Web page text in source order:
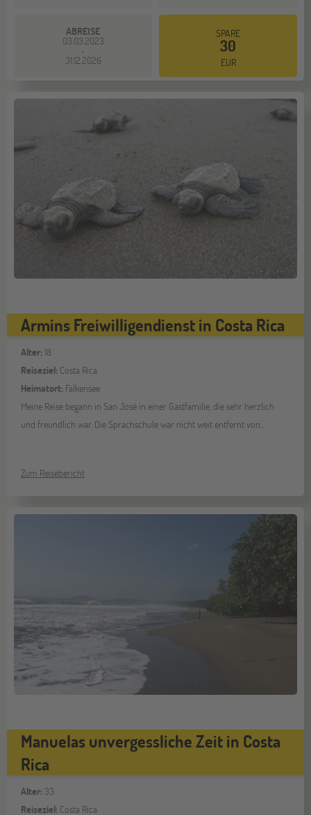
ABREISE
03.03.2023
-
31.12.2026
SPARE
30
EUR
Armins Freiwilligendienst in Costa Rica
Alter: 18
Reiseziel: Costa Rica
Heimatort: Falkensee
Meine Reise begann in San José in einer Gastfamilie, die sehr herzlich
und freundlich war. Die Sprachschule war nicht weit entfernt von...
Zum Reisebericht
Manuelas unvergessliche Zeit in Costa
Rica
Alter: 33
Reiseziel: Costa Rica